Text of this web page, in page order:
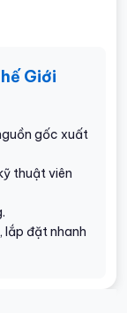
Giới
gốc xuất
thuật viên
lắp đặt nhanh